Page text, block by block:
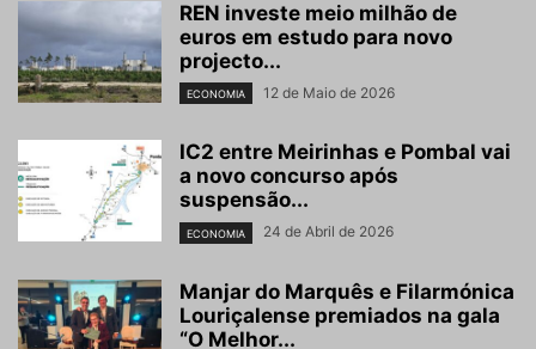
REN investe meio milhão de
euros em estudo para novo
projecto...
ECONOMIA 12 de Maio de 2026
IC2 entre Meirinhas e Pombal vai
a novo concurso após
suspensão...
ECONOMIA 24 de Abril de 2026
Manjar do Marquês e Filarmónica
Louriçalense premiados na gala
“O Melhor...